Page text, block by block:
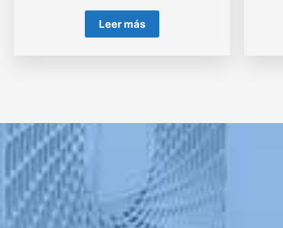
Leer más